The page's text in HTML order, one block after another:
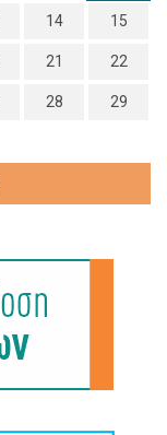
14 15
21 22
28 29